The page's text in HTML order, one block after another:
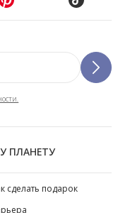
ПЛАНЕТУ
сделать подарок